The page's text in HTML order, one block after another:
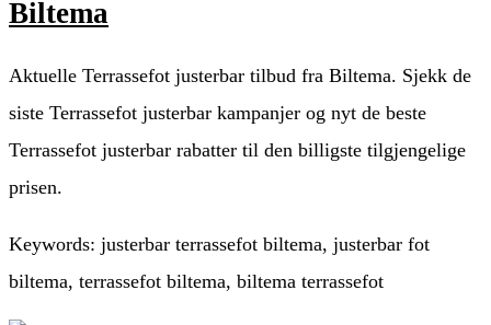
Biltema
Aktuelle Terrassefot justerbar tilbud fra Biltema. Sjekk de
siste Terrassefot justerbar kampanjer og nyt de beste
Terrassefot justerbar rabatter til den billigste tilgjengelige
prisen.
Keywords: justerbar terrassefot biltema, justerbar fot
biltema, terrassefot biltema, biltema terrassefot